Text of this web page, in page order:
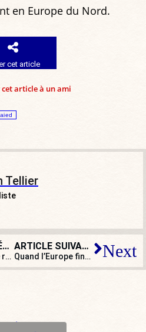
en Europe du Nord.
cet article
article à un ami
Tellier
ARTICLE PRÉCÉDENT
Mieux vaut en rire rétro : cinq personnalités politiques au Salon de l’Agriculture
ARTICLE SUIVANT
Quand l’Europe finance des journaux qui traitent de… l’Europe ! Next